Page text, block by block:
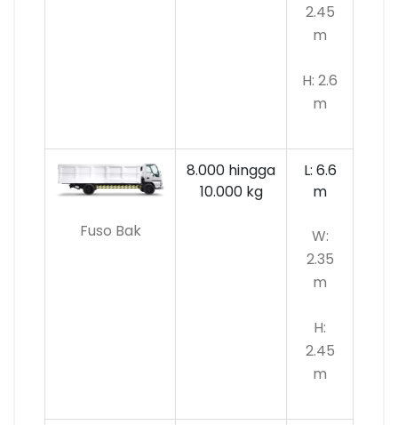
2.45
m
H: 2.6
m
Fuso Bak
8.000 hingga
10.000kg
L: 6.6
m
W:
2.35
m
H:
2.45
m